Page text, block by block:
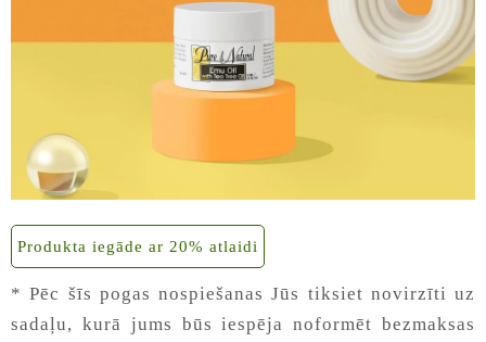
Produkta iegāde ar 20% atlaidi
* Pēc šīs pogas nospiešanas Jūs tiksiet novirzīti uz
sadaļu, kurā jums būs iespēja noformēt bezmaksas